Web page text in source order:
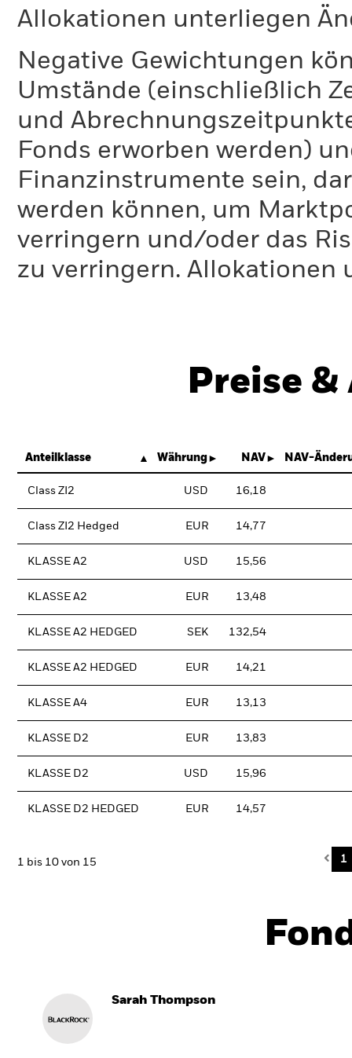
Allokationen unterliegen
Negative Gewichtungen
Umstände (einschließlich
und
Fonds erworben werden)
Finanzinstrumente sein,
werden können, um
verringern und/oder das
zu verringern. Allokationen
Preise
Anteilklasse Währung NAV NAV-
Class ZI2 USD 16,18
Class ZI2 Hedged EUR 14,77
KLASSE A2 USD 15,56
KLASSE A2 EUR 13,48
KLASSE A2 HEDGED SEK 132,54
KLASSE A2 HEDGED EUR 14,21
KLASSE A4 EUR 13,13
KLASSE D2 EUR 13,83
KLASSE D2 USD 15,96
KLASSE D2 HEDGED EUR 14,57
1 bis 10 von 15 1
Sarah Thompson